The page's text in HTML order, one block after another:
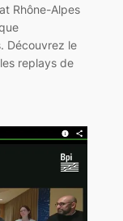
Rhône-Alpes
Découvrez le
replays de